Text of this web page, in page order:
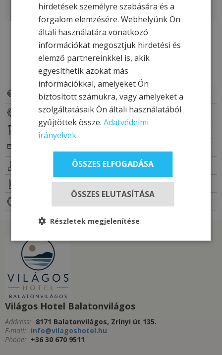
USEFUL LINKS
SPECIAL OFFERS
BOOKING
REQUEST FOR OFFER
ADDITIONAL SERVICES
NEWSLETTER SUBSCRIBE
Világos Hotel Balatonvilágos
Address: 8171 Balatonvilágos, Zrínyi út 135.
E-mail: info@vilagoshotel.hu
Phone: +36 30 670 9511
hirdetések személyre szabására és a
forgalom elemzésére. Webhelyünk Ön
általi használatára vonatkozó
információkat megosztjuk hirdetési és
elemző partnereinkkel is, akik
egyesíthetik azokat más
információkkal, amelyeket Ön
biztosított számukra, vagy amelyeket a
szolgáltatásaik Ön általi használatából
gyűjtöttek össze.Adatvédelmi
irányelvek
ÖSSZES ELFOGADÁSA
ÖSSZES ELUTASÍTÁSA
Részletek megjelenítése